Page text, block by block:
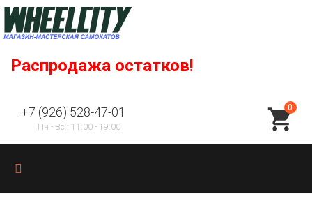
Распродажа остатков!
+7 (926) 528-47-01
Пн - Вс : 11:00 - 19:00
0